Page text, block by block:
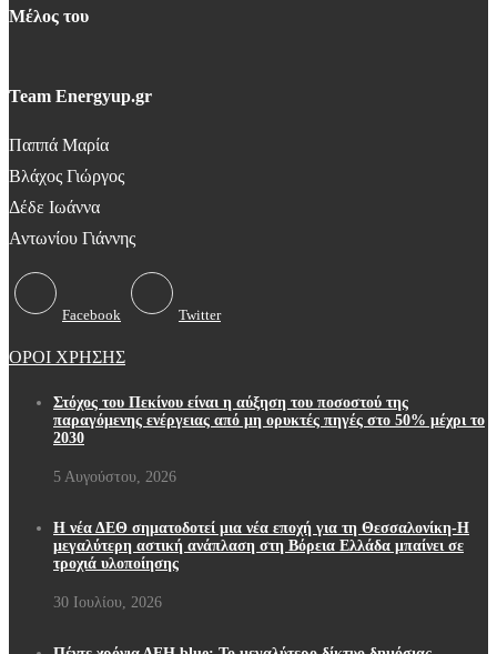
Μέλος του
Team Energyup.gr
Παππά Μαρία
Βλάχος Γιώργος
Δέδε Ιωάννα
Αντωνίου Γιάννης
Facebook Twitter
ΟΡΟΙ ΧΡΗΣΗΣ
Στόχος του Πεκίνου είναι η αύξηση του ποσοστού της
παραγόμενης ενέργειας από μη ορυκτές πηγές στο 50% μέχρι το
2030
5 Αυγούστου, 2026
Η νέα ΔΕΘ σηματοδοτεί μια νέα εποχή για τη Θεσσαλονίκη-Η
μεγαλύτερη αστική ανάπλαση στη Βόρεια Ελλάδα μπαίνει σε
τροχιά υλοποίησης
30 Ιουλίου, 2026